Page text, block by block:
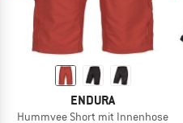
ENDURA
Hummvee Short mit Innenhose